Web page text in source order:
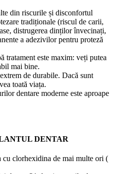
din riscurile și disconfortul
tradiționale (riscul de carii,
distrugerea dinților învecinați,
a adezivilor pentru proteză
tratament este maxim: veți putea
mai bine.
de durabile. Dacă sunt
toată viața.
dentare moderne este aproape
DENTAR
cu clorhexidina de mai multe ori (